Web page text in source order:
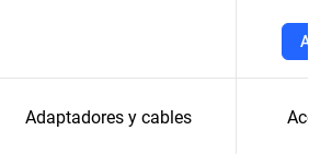
Adaptadores y cables